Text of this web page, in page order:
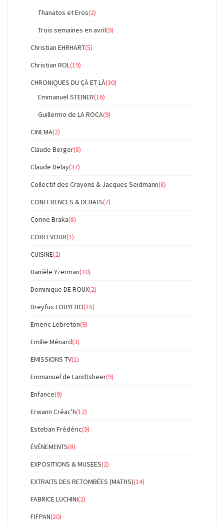
Thanatos et Eros(2)
Trois semaines en avril(9)
Christian EHRHART(5)
Christian ROL(19)
CHRONIQUES DU ÇÀ ET LÀ(30)
Emmanuel STEINER(16)
Guillermo de LA ROCA(9)
CINEMA(2)
Claude Berger(8)
Claude Delay(37)
Collectif des Crayons & Jacques Seidmann(8)
CONFERENCES & DEBATS(7)
Corine Braka(8)
CORLEVOUR(1)
CUISINE(2)
Danièle Yzerman(10)
Dominique DE ROUX(2)
Dreyfus LOUYEBO(15)
Emeric Lebreton(9)
Emilie Ménard(3)
EMISSIONS TV(1)
Emmanuel de Landtsheer(9)
Enfance(9)
Erwann Créac'h(12)
Esteban Frédéric(9)
ÉVÉNEMENTS(8)
EXPOSITIONS & MUSEES(2)
EXTRAITS DES RETOMBÉES (MATHS)(14)
FABRICE LUCHINI(2)
FIFPAN(20)